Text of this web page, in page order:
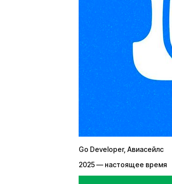
Go Developer, Авиасейлс
2025 — настоящее время